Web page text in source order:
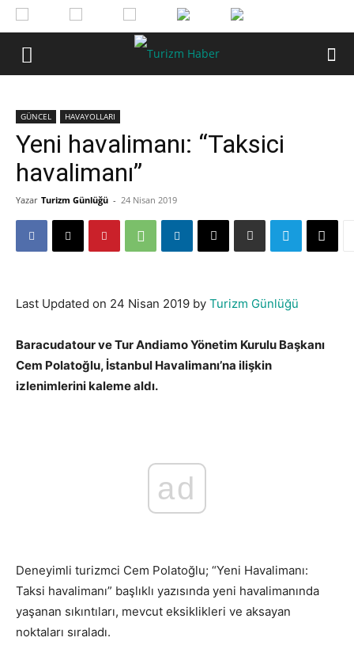
GÜNCEL HAVAYOLLARI
Yeni havalimanı: “Taksici
havalimanı”
Yazar Turizm Günlüğü - 24 Nisan 2019
Last Updated on 24 Nisan 2019 by Turizm Günlüğü
Baracudatour ve Tur Andiamo Yönetim Kurulu Başkanı
Cem Polatoğlu, İstanbul Havalimanı’na ilişkin
izlenimlerini kaleme aldı.
ad
Deneyimli turizmci Cem Polatoğlu; “Yeni Havalimanı:
Taksi havalimanı” başlıklı yazısında yeni havalimanında
yaşanan sıkıntıları, mevcut eksiklikleri ve aksayan
noktaları sıraladı.